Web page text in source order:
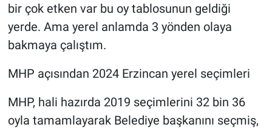
bir çok etken var bu oy tablosunun geldiği
yerde. Ama yerel anlamda 3 yönden olaya
bakmaya çalıştım.
MHP açısından 2024 Erzincan yerel seçimleri
MHP, hali hazırda 2019 seçimlerini 32 bin 36
oyla tamamlayarak Belediye başkanını seçmiş,